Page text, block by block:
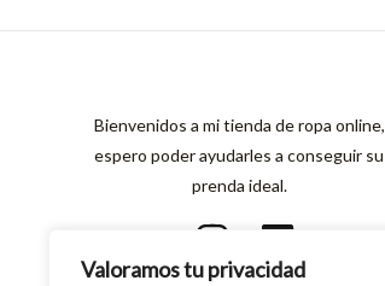
Valoramos tu privacidad
Bienvenidos a mi tienda de ropa online,
espero poder ayudarles a conseguir su
prenda ideal.